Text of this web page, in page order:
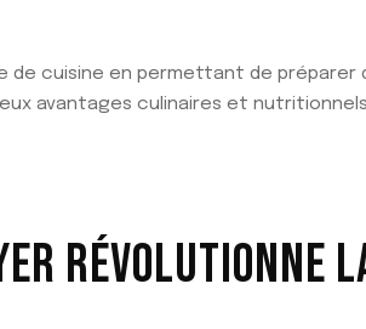
de cuisine en permettant de préparer
avantages culinaires et
RÉVOLUTIONNE